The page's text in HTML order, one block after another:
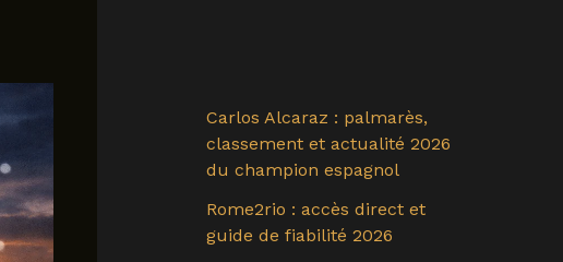
Carlos Alcaraz : palmarès,
classement et actualité 2026
du champion espagnol
Rome2rio : accès direct et
guide de fiabilité 2026